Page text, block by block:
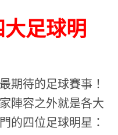
足球明
期待的足球賽事！
陣容之外就是各大
的四位足球明星：